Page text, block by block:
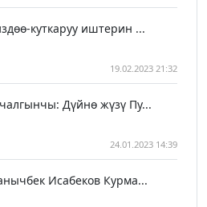
куткаруу иштерин ...
19.02.2023 21:32
Дүйнө жүзү Пу...
24.01.2023 14:39
Исабеков Курма...